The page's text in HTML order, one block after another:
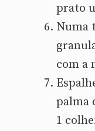
prato
Numa
com a
palma
1